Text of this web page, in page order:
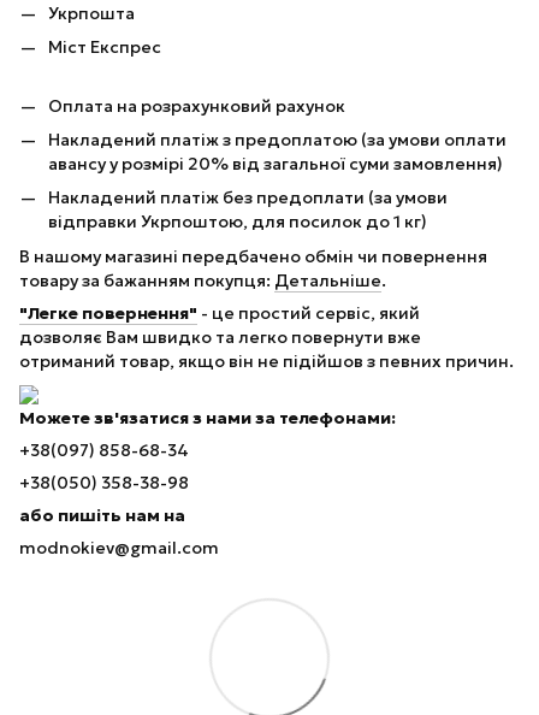
Укрпошта
Міст Експрес
Оплата на розрахунковий рахунок
Накладений платіж з предоплатою (за умови оплати
авансу у розмірі 20% від загальної суми замовлення)
Накладений платіж без предоплати (за умови
відправки Укрпоштою, для посилок до 1 кг)
В нашому магазині передбачено обмін чи повернення
товару за бажанням покупця: Детальніше.
"Легке повернення" - це простий сервіс, який
дозволяє Вам швидко та легко повернути вже
отриманий товар, якщо він не підійшов з певних причин.
Можете зв'язатися з нами за телефонами:
+38(097) 858-68-34
+38(050) 358-38-98
або пишіть нам на
modnokiev@gmail.com